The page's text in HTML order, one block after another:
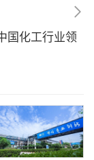
材料解决方
壳体及各类
料，用于电
源汽车与储能
国化工行业领